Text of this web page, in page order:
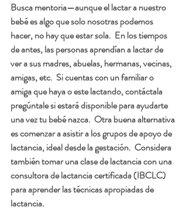
Busca mentoria—aunque el lactar a nuestro
bebé es algo que solo nosotras podemos
hacer, no hay que estar sola.  En los tiempos
de antes, las personas aprendían a lactar de
ver a sus madres, abuelas, hermanas, vecinas,
amigas, etc.  Si cuentas con un familiar o
amiga que haya o este lactando, contáctala
pregúntale si estará disponible para ayudarte
una vez tu bebé nazca.  Otra buena alternativa
es comenzar a asistir a los grupos de apoyo de
lactancia, ideal desde la gestación.  Considera
también tomar una clase de lactancia con una
consultora de lactancia certificada (IBCLC)
para aprender las técnicas apropiadas de
lactancia.